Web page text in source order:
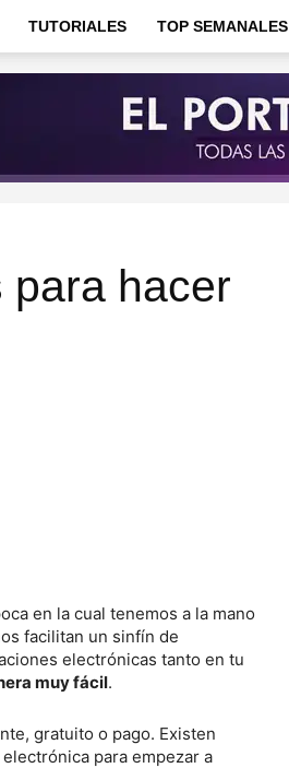
TUTORIALES TOP SEMANALES
para hacer
en la cual tenemos a la mano
facilitan un sinfín de
electrónicas tanto en tu
muy fácil.
gratuito o pago. Existen
para empezar a